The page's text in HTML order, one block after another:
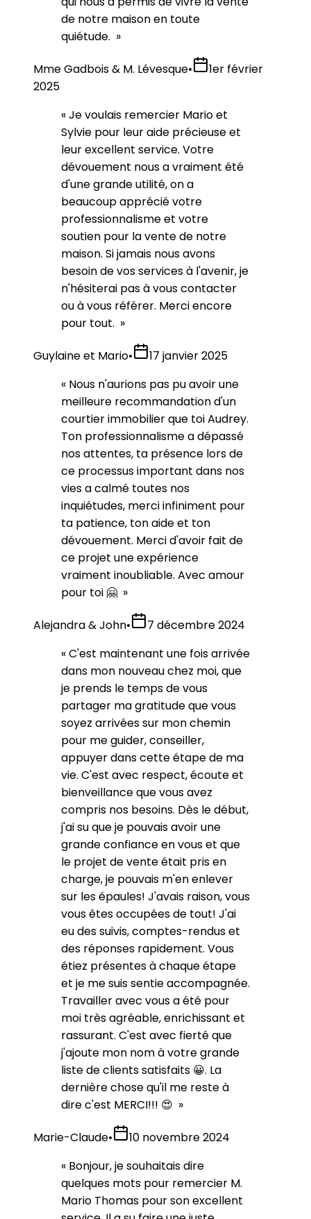
de notre maison en toute
quiétude. »
Mme Gadbois & M. Lévesque•
1er février
2025
«Je voulais remercier Mario et
Sylvie pour leur aide précieuse et
leur excellent service. Votre
dévouement nous a vraiment été
d'une grande utilité, on a
beaucoup apprécié votre
professionnalisme et votre
soutien pour la vente de notre
maison. Si jamais nous avons
besoin de vos services à l'avenir, je
n'hésiterai pas à vous contacter
ou à vous référer. Merci encore
pour tout. »
Guylaine et Mario•
17 janvier 2025
« Nous n'aurions pas pu avoir une
meilleure recommandation d'un
courtier immobilier que toi Audrey.
Ton professionnalisme a dépassé
nos attentes, ta présence lors de
ce processus important dans nos
vies a calmé toutes nos
inquiétudes, merci infiniment pour
ta patience, ton aide et ton
dévouement. Merci d'avoir fait de
ce projet une expérience
vraiment inoubliable. Avec amour
pour toi 🤗 »
Alejandra & John•
7 décembre 2024
«C'est maintenant une fois arrivée
dans mon nouveau chez moi, que
je prends le temps de vous
partager ma gratitude que vous
soyez arrivées sur mon chemin
pour me guider, conseiller,
appuyer dans cette étape de ma
vie. C'est avec respect, écoute et
bienveillance que vous avez
compris nos besoins. Dès le début,
j'ai su que je pouvais avoir une
grande confiance en vous et que
le projet de vente était pris en
charge, je pouvais m'en enlever
sur les épaules! J'avais raison, vous
vous êtes occupées de tout! J'ai
eu des suivis, comptes-rendus et
des réponses rapidement. Vous
étiez présentes à chaque étape
et je me suis sentie accompagnée.
Travailler avec vous a été pour
moi très agréable, enrichissant et
rassurant. C'est avec fierté que
j'ajoute mon nom à votre grande
liste de clients satisfaits 😀. La
dernière chose qu'il me reste à
dire c'est MERCI!!! 😍 »
Marie-Claude•
10 novembre 2024
« Bonjour, je souhaitais dire
quelques mots pour remercier M.
Mario Thomas pour son excellent